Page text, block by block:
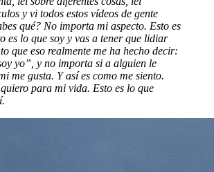
y vi todos estos vídeos de gente
qué? No importa mi aspecto. Esto es
es lo que soy y vas a tener que lidiar
que eso realmente me ha hecho decir:
yo”, y no importa si a alguien le
me gusta. Y así es como me siento.
para mi vida. Esto es lo que
.